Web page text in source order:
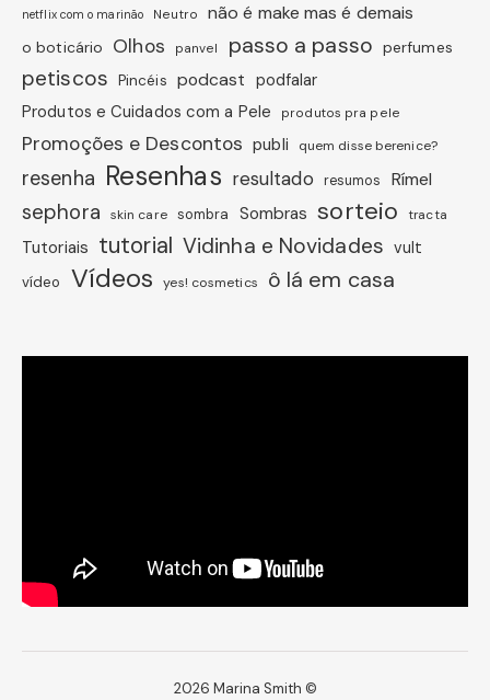
netflix com o marinão Neutro não é make mas é demais
o boticário Olhos panvel passo a passo perfumes
petiscos Pincéis podcast podfalar
Produtos e Cuidados com a Pele
produtos pra pele
Promoções e Descontos publi quem disse berenice?
resenha Resenhas resultado resumos Rímel
sephora skin care sombra Sombras sorteio tracta
Tutoriais tutorial Vidinha e Novidades vult
vídeo Vídeos yes! cosmetics ô lá em casa
2026 Marina Smith ©